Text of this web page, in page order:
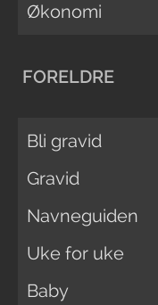
Økonomi
FORELDRE
Bli gravid
Gravid
Navneguiden
Uke for uke
Baby